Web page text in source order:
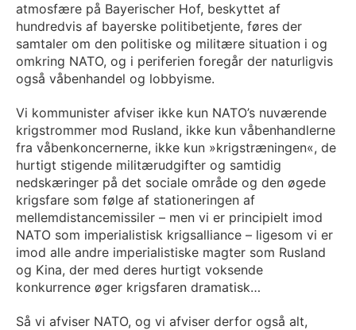
atmosfære på Bayerischer Hof, beskyttet af
hundredvis af bayerske politibetjente, føres der
samtaler om den politiske og militære situation i og
omkring NATO, og i periferien foregår der naturligvis
også våbenhandel og lobbyisme.
Vi kommunister afviser ikke kun NATO’s nuværende
krigstrommer mod Rusland, ikke kun våbenhandlerne
fra våbenkoncernerne, ikke kun »krigstræningen«, de
hurtigt stigende militærudgifter og samtidig
nedskæringer på det sociale område og den øgede
krigsfare som følge af stationeringen af
mellemdistancemissiler – men vi er principielt imod
NATO som imperialistisk krigsalliance – ligesom vi er
imod alle andre imperialistiske magter som Rusland
og Kina, der med deres hurtigt voksende
konkurrence øger krigsfaren dramatisk…
Så vi afviser NATO, og vi afviser derfor også alt,